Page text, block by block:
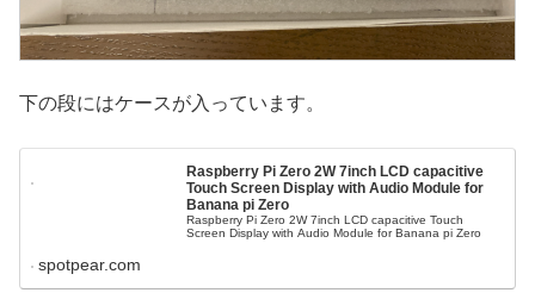
下の段にはケースが入っています。
Raspberry Pi Zero 2W 7inch LCD capacitive
Touch Screen Display with Audio Module for
Banana pi Zero
Raspberry Pi Zero 2W 7inch LCD capacitive Touch
Screen Display with Audio Module for Banana pi Zero
spotpear.com